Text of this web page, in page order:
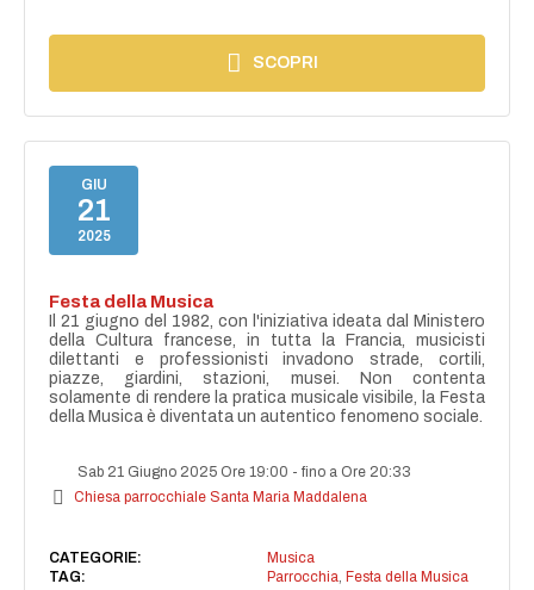
SCOPRI
GIU
21
2025
Festa della Musica
Il 21 giugno del 1982, con l'iniziativa ideata dal Ministero
della Cultura francese, in tutta la Francia, musicisti
dilettanti e professionisti invadono strade, cortili,
piazze, giardini, stazioni, musei. Non contenta
solamente di rendere la pratica musicale visibile, la Festa
della Musica è diventata un autentico fenomeno sociale.
Sab 21 Giugno 2025 Ore 19:00 -fino a Ore 20:33
Chiesa parrocchiale Santa Maria Maddalena
CATEGORIE:
Musica
TAG:
Parrocchia, Festa della Musica